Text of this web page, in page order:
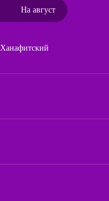
На август
Ханафитский